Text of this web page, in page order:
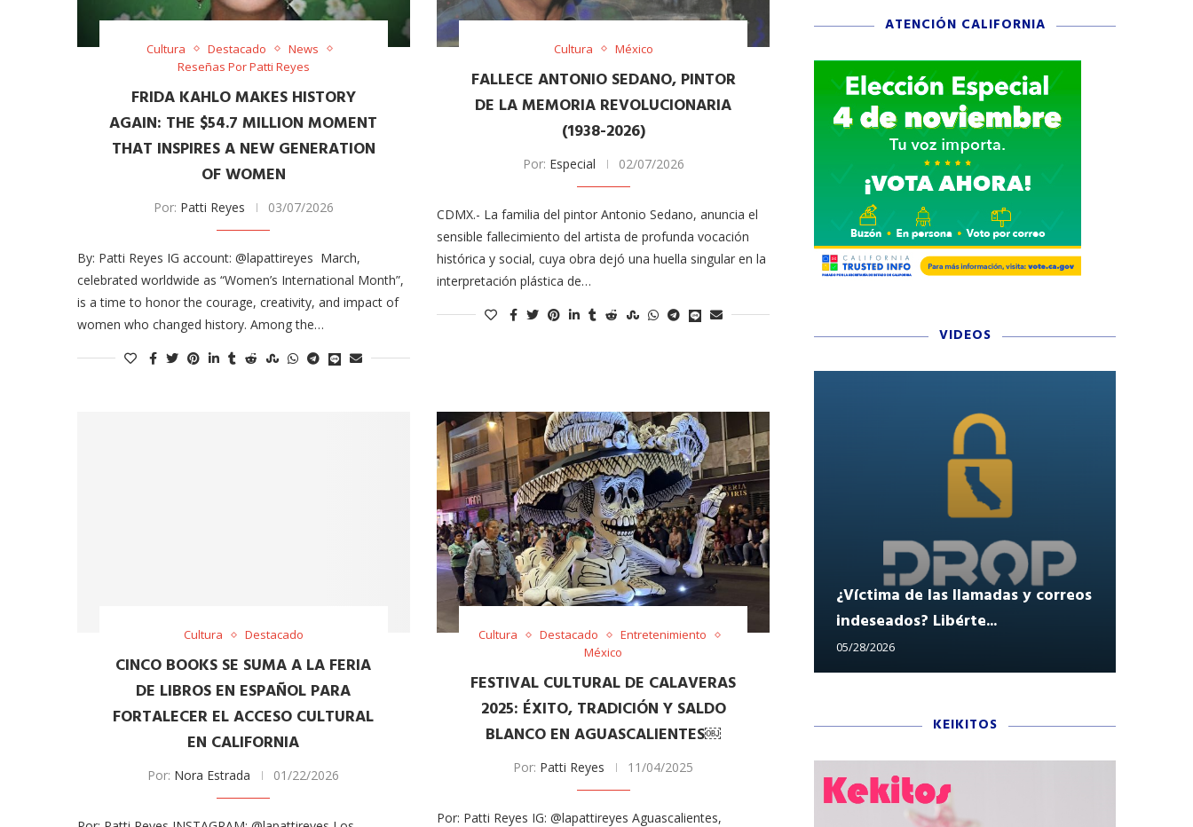
Cultura Destacado
News
Reseñas Por Patti Reyes
FRIDA KAHLO MAKES HISTORY
AGAIN: THE $54.7 MILLION MOMENT
THAT INSPIRES A NEW GENERATION
OF WOMEN
Por: Patti Reyes 03/07/2026
By: Patti Reyes IG account: @lapattireyes March,
celebrated worldwide as “Women’s International Month”,
is a time to honor the courage, creativity, and impact of
women who changed history. Among the…
Cultura México
FALLECE ANTONIO SEDANO, PINTOR
DE LA MEMORIA REVOLUCIONARIA
(1938-2026)
Por: Especial 02/07/2026
CDMX.- La familia del pintor Antonio Sedano, anuncia el
sensible fallecimiento del artista de profunda vocación
histórica y social, cuya obra dejó una huella singular en la
interpretación plástica de…
Cultura Destacado
CINCO BOOKS SE SUMA A LA FERIA
DE LIBROS EN ESPAÑOL PARA
FORTALECER EL ACCESO CULTURAL
EN CALIFORNIA
Por: Nora Estrada 01/22/2026
Cultura Destacado
Entretenimiento
México
FESTIVAL CULTURAL DE CALAVERAS
2025: ÉXITO, TRADICIÓN Y SALDO
BLANCO EN AGUASCALIENTES￼
Por: Patti Reyes 11/04/2025
Por: Patti Reyes IG: @lapattireyes Aguascalientes,
ATENCIÓN CALIFORNIA
VIDEOS
A former acting director of the
11/03/2025
¿Víctima de las llamadas y correos
indeseados? Libérte...
05/28/2026
KEIKITOS